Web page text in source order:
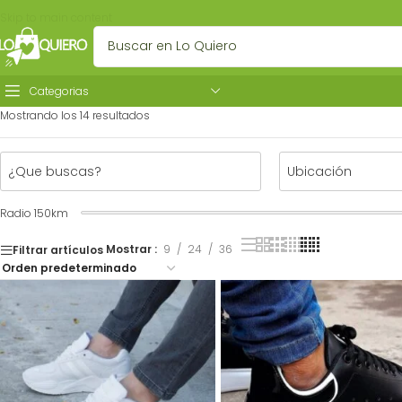
Categorias
Mostrando los 14 resultados
Radio 150km
Filtrar artículos Mostrar 9 24 36